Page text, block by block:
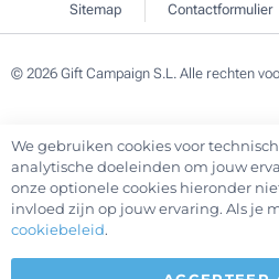
Sitemap
Contactformulier
© 2026 Gift Campaign S.L. Alle rechten
We gebruiken cookies voor
analytische doeleinden om jouw
onze optionele cookies hieronder
invloed zijn op jouw ervaring. Als je
cookiebeleid.